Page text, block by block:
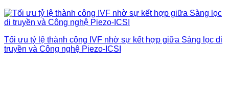
Tối ưu tỷ lệ thành công IVF nhờ sự kết hợp giữa Sàng lọc di
truyền và Công nghệ Piezo-ICSI